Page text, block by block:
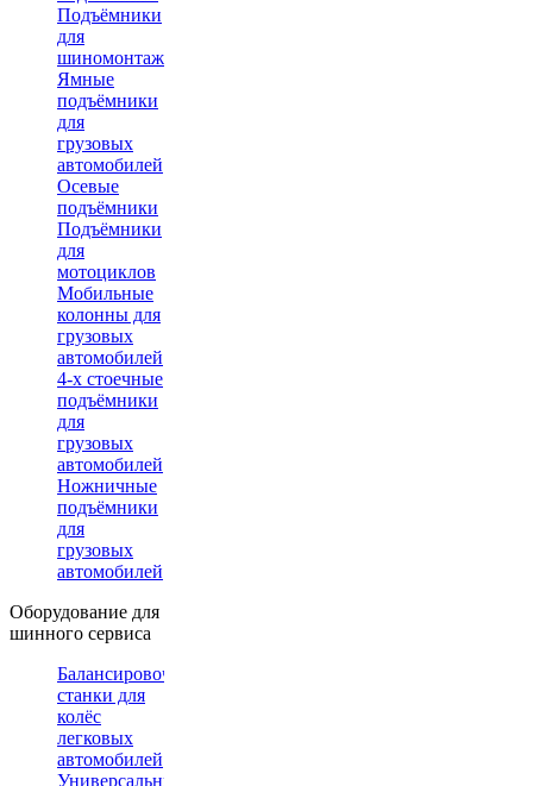
Подъёмники
для
шиномонтажа
Ямные
подъёмники
для
грузовых
автомобилей
Осевые
подъёмники
Подъёмники
для
мотоциклов
Мобильные
колонны для
грузовых
автомобилей
4-х стоечные
подъёмники
для
грузовых
автомобилей
Ножничные
подъёмники
для
грузовых
автомобилей
Оборудование для
шинного сервиса
Балансировочные
станки для
колёс
легковых
автомобилей
Универсальные